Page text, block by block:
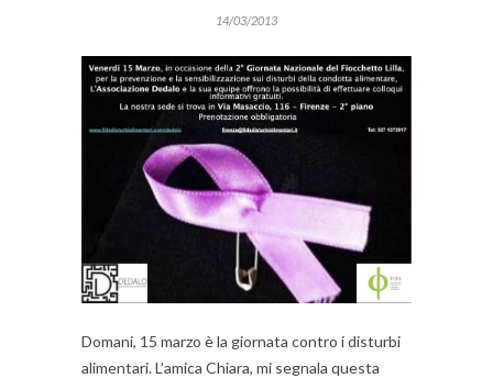
14/03/2013
Domani, 15 marzo è la giornata contro i disturbi
alimentari. L’amica Chiara, mi segnala questa